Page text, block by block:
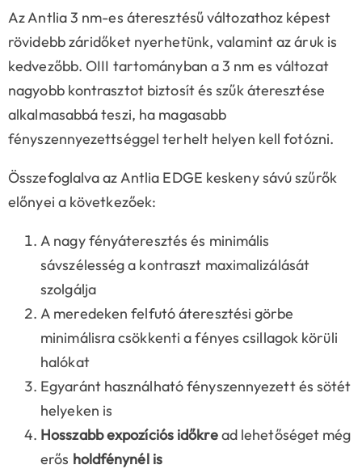
Az Antlia 3 nm-es áteresztésű változathoz képest
rövidebb záridőket nyerhetünk, valamint az áruk is
kedvezőbb. OIII tartományban a 3 nm es változat
nagyobb kontrasztot biztosít és szűk áteresztése
alkalmasabbá teszi, ha magasabb
fényszennyezettséggel terhelt helyen kell fotózni.
Összefoglalva az Antlia EDGE keskeny sávú szűrők
előnyei a következőek:
A nagy fényáteresztés és minimális
sávszélesség a kontraszt maximalizálását
szolgálja
A meredeken felfutó áteresztési görbe
minimálisra csökkenti a fényes csillagok körüli
halókat
Egyaránt használható fényszennyezett és sötét
helyeken is
Hosszabb expozíciós időkread lehetőséget még
erős holdfénynél is